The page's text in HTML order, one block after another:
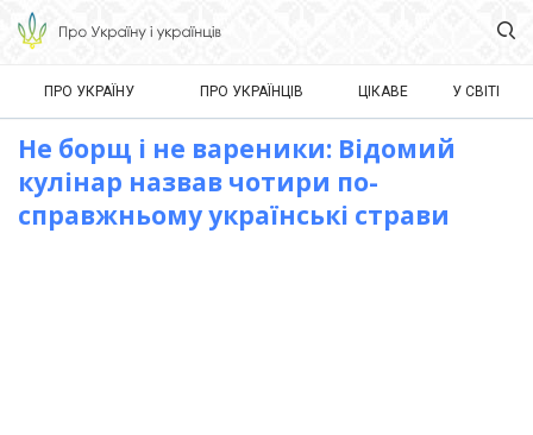
ПРО УКРАЇНУ ПРО УКРАЇНЦІВ ЦІКАВЕ У СВІТІ
Не борщ і не вареники: Відомий
кулінар назвав чотири по-
справжньому українські страви